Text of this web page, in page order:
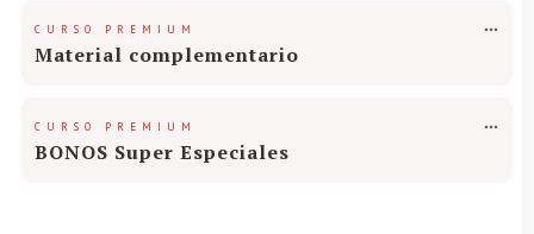
CURSO PREMIUM
Material complementario
CURSO PREMIUM
BONOS Super Especiales